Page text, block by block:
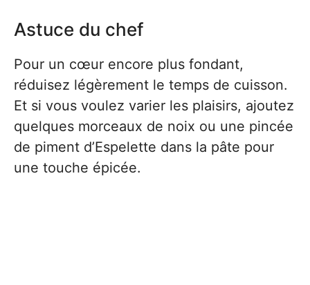
Astuce du chef
Pour un cœur encore plus fondant,
réduisez légèrement le temps de cuisson.
Et si vous voulez varier les plaisirs, ajoutez
quelques morceaux de noix ou une pincée
de piment d’Espelette dans la pâte pour
une touche épicée.